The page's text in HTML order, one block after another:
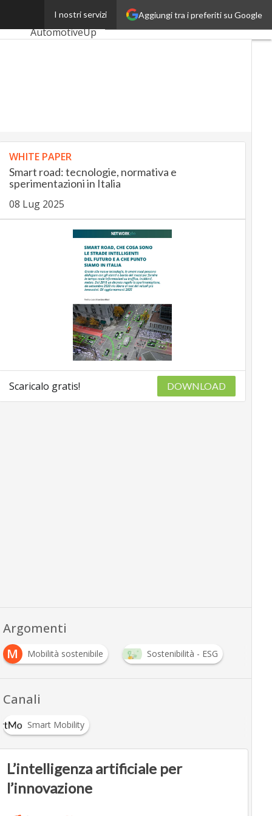
Aggiungi tra i preferiti su Google
I nostri servizi
Ultimi articoli
AutomotiveUp
Proptech
Startup
WHITE PAPER
Smart road: tecnologie, normativa e
sperimentazioni in Italia
08 Lug 2025
Scaricalo gratis! DOWNLOAD
Argomenti
M
Mobilità sostenibile Sostenibilità - ESG
Canali
Smart Mobility
L’intelligenza artificiale per
l’innovazione